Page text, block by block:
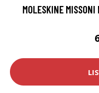
MOLESKINE